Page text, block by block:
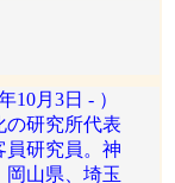
10月3日 - ）
の研究所代表
員研究員。神
山県、埼玉